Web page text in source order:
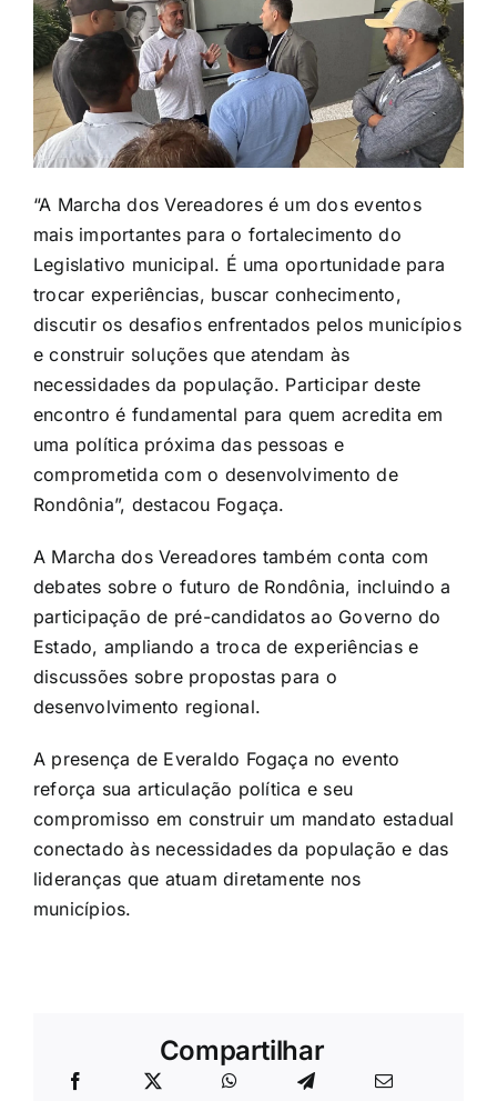
“A Marcha dos Vereadores é um dos eventos
mais importantes para o fortalecimento do
Legislativo municipal. É uma oportunidade para
trocar experiências, buscar conhecimento,
discutir os desafios enfrentados pelos municípios
e construir soluções que atendam às
necessidades da população. Participar deste
encontro é fundamental para quem acredita em
uma política próxima das pessoas e
comprometida com o desenvolvimento de
Rondônia”, destacou Fogaça.
A Marcha dos Vereadores também conta com
debates sobre o futuro de Rondônia, incluindo a
participação de pré-candidatos ao Governo do
Estado, ampliando a troca de experiências e
discussões sobre propostas para o
desenvolvimento regional.
A presença de Everaldo Fogaça no evento
reforça sua articulação política e seu
compromisso em construir um mandato estadual
conectado às necessidades da população e das
lideranças que atuam diretamente nos
municípios.
Compartilhar